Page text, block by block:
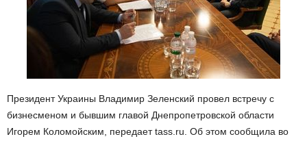
Президент Украины Владимир Зеленский провел встречу с
бизнесменом и бывшим главой Днепропетровской области
Игорем Коломойским, передает tass.ru. Об этом сообщила во